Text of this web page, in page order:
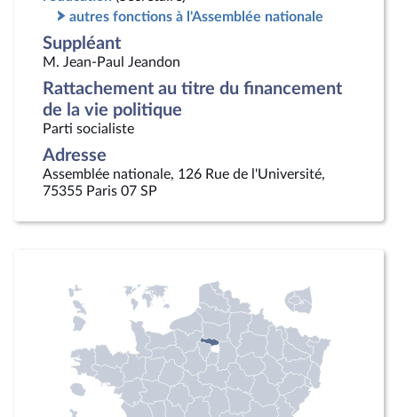
autres fonctions à l'Assemblée nationale
Suppléant
M. Jean-Paul Jeandon
Rattachement au titre du financement
de la vie politique
Parti socialiste
Adresse
Assemblée nationale, 126 Rue de l'Université,
75355 Paris 07 SP